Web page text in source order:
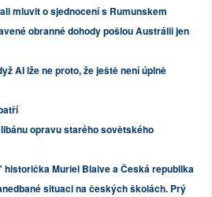
mluvit o sjednocení s Rumunskem
obranné dohody pošlou Austrálii jen
AI lže ne proto, že ještě není úplně
opravu starého sovětského
Muriel Blaive a Česká republika
situaci na českých školách. Prý